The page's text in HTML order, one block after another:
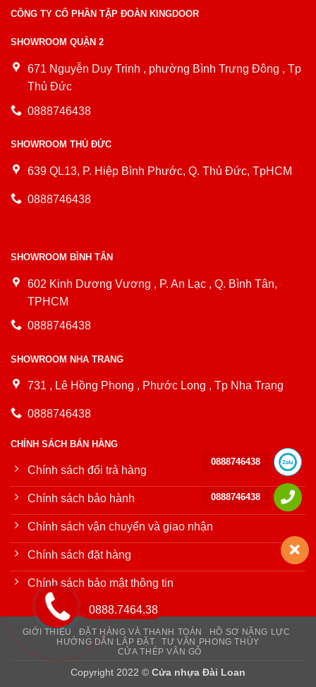
CÔNG TY CỔ PHẦN TẬP ĐOÀN KINGDOOR
SHOWROOM QUẬN 2
671 Nguyễn Duy Trinh , phường Bình Trưng Đông , Tp
Thủ Đức
0888746438
SHOWROOM THỦ ĐỨC
639 QL13, P. Hiệp Bình Phước, Q. Thủ Đức, TpHCM
0888746438
SHOWROOM BÌNH TÂN
602 Kinh Dương Vương , P. An Lạc , Q. Bình Tân,
TPHCM
0888746438
SHOWROOM NHA TRANG
731 , Lê Hồng Phong , Phước Long , Tp Nha Trang
0888746438
CHÍNH SÁCH BÁN HÀNG
Chính sách đổi trả hàng
Chính sách bảo hành
Chính sách vận chuyển và giao nhận
Chính sách đặt hàng
Chính sách bảo mật thông tin
GIỚI THIỆU ĐẶT HÀNG VÀ THANH TOÁN
HỒ SƠ NĂNG LỰC
HƯỚNG DẪN LẮP ĐẶT
TƯ VẤN PHONG THỦY
CỬA THÉP VÂN GỖ
Copyright 2022 © Cửa nhựa Đài Loan
0888.7464.38
0888746438
0888746438